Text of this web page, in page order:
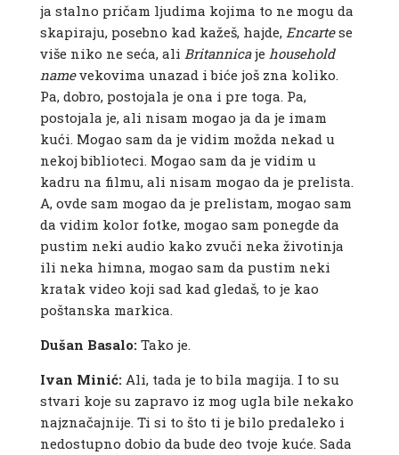
ja stalno pričam ljudima kojima to ne mogu da
skapiraju, posebno kad kažeš, hajde, Encartese
više niko ne seća, ali Britannicajehousehold
namevekovima unazad i biće još zna koliko.
Pa, dobro, postojala je ona i pre toga. Pa,
postojala je, ali nisam mogao ja da je imam
kući. Mogao sam da je vidim možda nekad u
nekoj biblioteci. Mogao sam da je vidim u
kadru na filmu, ali nisam mogao da je prelista.
A, ovde sam mogao da je prelistam, mogao sam
da vidim kolor fotke, mogao sam ponegde da
pustim neki audio kako zvuči neka životinja
ili neka himna, mogao sam da pustim neki
kratak video koji sad kad gledaš, to je kao
poštanska markica.
Dušan Basalo:Tako je.
Ivan Minić:Ali, tada je to bila magija. I to su
stvari koje su zapravo iz mog ugla bile nekako
najznačajnije. Ti si to što ti je bilo predaleko i
nedostupno dobio da bude deo tvoje kuće. Sada